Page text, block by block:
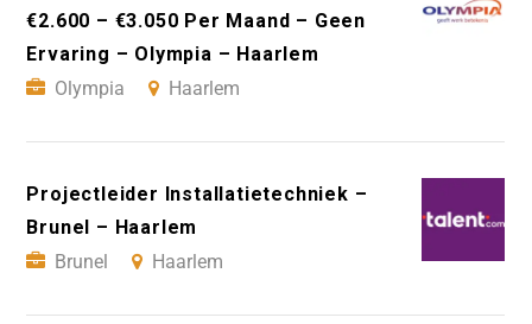
€2.600 – €3.050 Per Maand – Geen
Ervaring – Olympia – Haarlem
Olympia
Haarlem
Projectleider Installatietechniek –
Brunel – Haarlem
Brunel
Haarlem